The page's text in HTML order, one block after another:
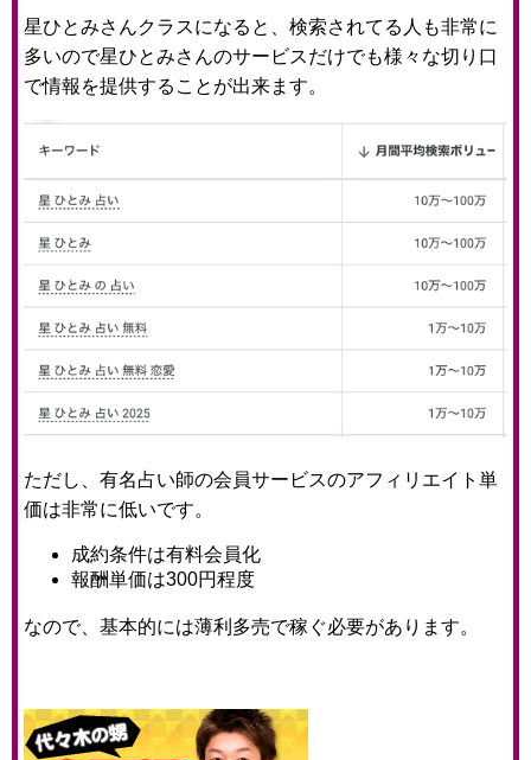
星ひとみさんクラスになると、検索されてる人も非常に
多いので星ひとみさんのサービスだけでも様々な切り口
で情報を提供することが出来ます。
ただし、有名占い師の会員サービスのアフィリエイト単
価は非常に低いです。
成約条件は有料会員化
報酬単価は300円程度
なので、基本的には薄利多売で稼ぐ必要があります。